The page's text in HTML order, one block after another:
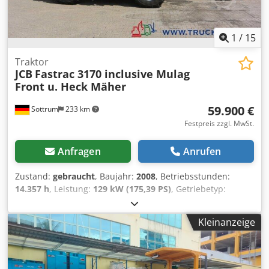
1 / 15
Sottrum 233 km
Traktor
JCB Fastrac 3170 inclusive Mulag
Front u. Heck Mäher
59.900 €
Festpreis zzgl. MwSt.
Anfragen Anrufen
Zustand: gebraucht, Baujahr: 2008, Betriebsstunden:
14.357 h, Leistung: 129 kW (175,39 PS), Getriebetyp:
, Höchstgeschwindigkeit:
03/2008, Farbe:Orange, Gesamtgewicht:12.000 kg,
Kilometerstand:14.358 km, Leergewicht: 7.277 kg ,
maximales Ladegewicht:4.723 kg, Achsen-Konfiguration:
4x4, Federung:Blatt, Anzahl der Sitzplätze:2,
Fahrerkabine:Fahrerhaus, Radstand:3.000 mm, Bremsen:
Kleinanzeige